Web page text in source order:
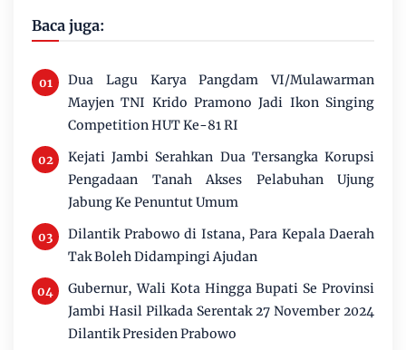
Baca juga:
Dua Lagu Karya Pangdam VI/Mulawarman
Mayjen TNI Krido Pramono Jadi Ikon Singing
Competition HUT Ke-81 RI
Kejati Jambi Serahkan Dua Tersangka Korupsi
Pengadaan Tanah Akses Pelabuhan Ujung
Jabung Ke Penuntut Umum
Dilantik Prabowo di Istana, Para Kepala Daerah
Tak Boleh Didampingi Ajudan
Gubernur, Wali Kota Hingga Bupati Se Provinsi
Jambi Hasil Pilkada Serentak 27 November 2024
Dilantik Presiden Prabowo